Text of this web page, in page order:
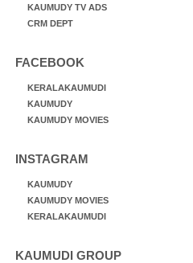
KAUMUDY TV ADS
CRM DEPT
FACEBOOK
KERALAKAUMUDI
KAUMUDY
KAUMUDY MOVIES
INSTAGRAM
KAUMUDY
KAUMUDY MOVIES
KERALAKAUMUDI
KAUMUDI GROUP